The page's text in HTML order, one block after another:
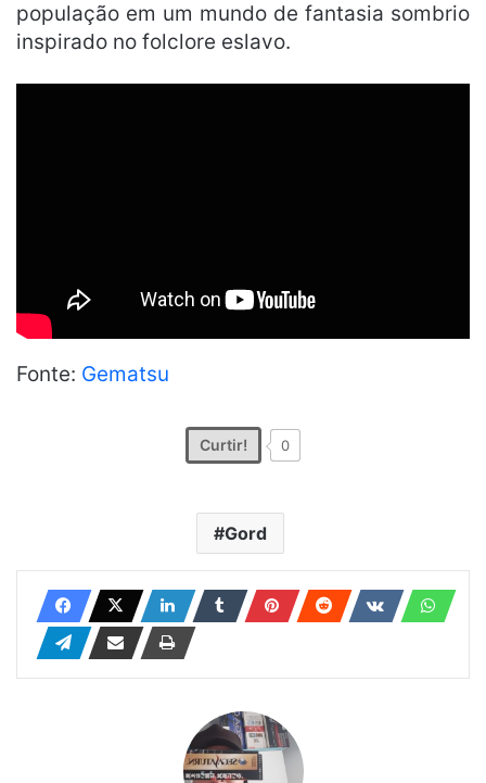
população em um mundo de fantasia sombrio
inspirado no folclore eslavo.
Fonte: Gematsu
Curtir! 0
Gord